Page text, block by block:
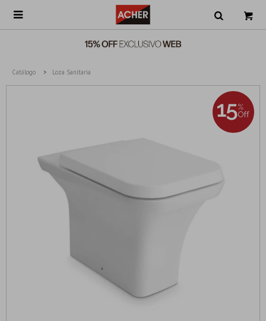

Catálogo Loza Sanitaria